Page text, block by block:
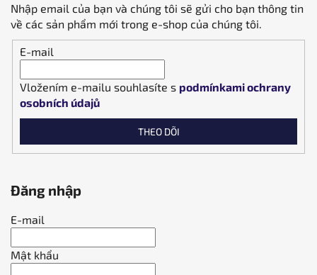
Nhập email của bạn và chúng tôi sẽ gửi cho bạn thông tin
về các sản phẩm mới trong e-shop của chúng tôi.
E-mail
Vložením e-mailu souhlasíte s podmínkami ochrany
osobních údajů
THEO DÕI
Đăng nhập
E-mail
Mật khẩu